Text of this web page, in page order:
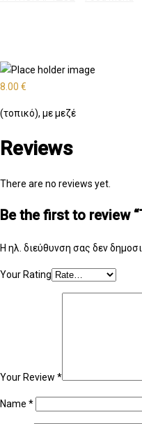
8.00 €
(τοπικό), με μεζέ
Reviews
There are no reviews yet.
Be the first to review
Η ηλ. διεύθυνση σας δεν
Your Rating
Your Review *
Name *